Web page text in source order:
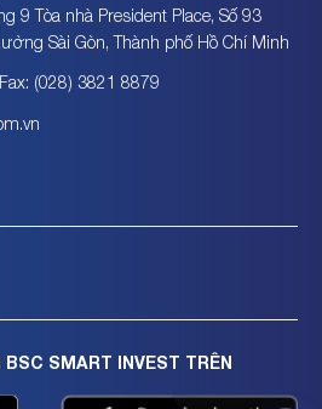
9 Tòa nhà President Place, Số 93
Sài Gòn, Thành phố Hồ Chí Minh
(028) 3821 8879
SMART INVEST TRÊN